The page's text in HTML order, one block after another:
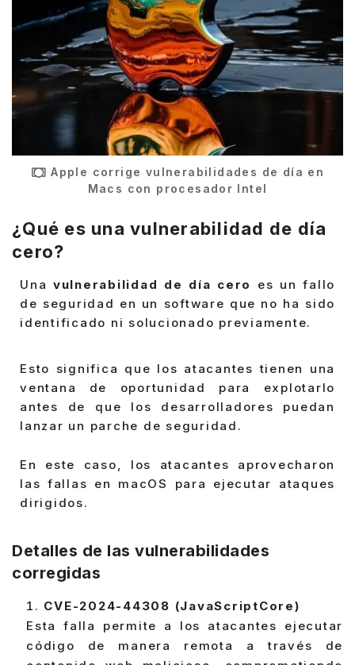
Apple corrige vulnerabilidades de día en
Macs con procesador Intel
¿Qué es una vulnerabilidad de día
cero?
Una vulnerabilidad de día cero
es un fallo
de seguridad en un software que no ha sido
identificado ni solucionado previamente.
Esto significa que los atacantes tienen una
ventana de oportunidad para explotarlo
antes de que los desarrolladores puedan
lanzar un parche de seguridad.
En este caso, los atacantes aprovecharon
las fallas en macOS para ejecutar ataques
dirigidos.
Detalles de las vulnerabilidades
corregidas
CVE-2024-44308 (JavaScriptCore)
Esta falla permite a los atacantes ejecutar
código de manera remota a través de